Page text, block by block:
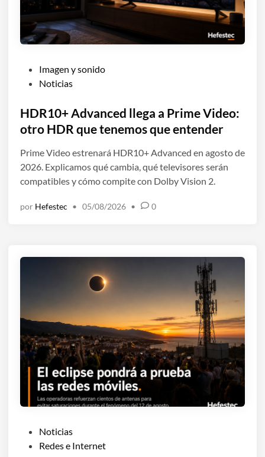
l
a
d
o
n
Imagen y sonido
Noticias
HDR10+ Advanced llega a Prime Video:
otro HDR que tenemos que entender
Prime Video estrenará HDR10+ Advanced en agosto de
2026. Explicamos qué cambia, qué televisores serán
compatibles y cómo compite con Dolby Vision 2.
por Hefestec • 05/08/2026 • 0
Noticias
Redes e Internet